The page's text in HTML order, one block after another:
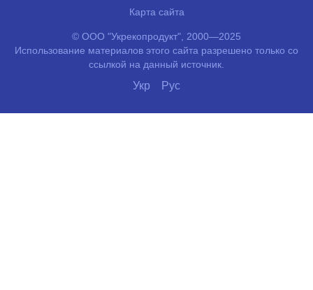
Карта сайта
© ООО "Укрекопродукт", 2000—2025
Использование материалов этого сайта разрешено только со
ссылкой на данный источник.
Укр Рус